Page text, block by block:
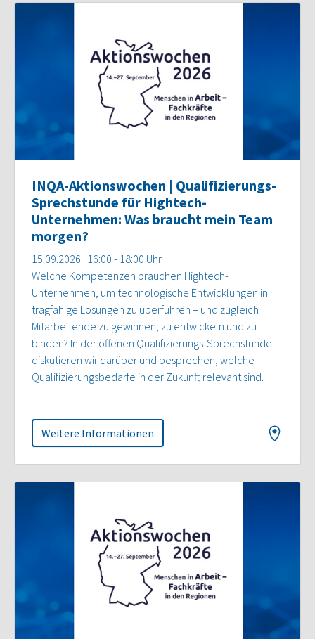
INQA-Aktionswochen | Qualifizierungs-
Sprechstunde für Hightech-
Unternehmen: Was braucht mein Team
morgen?
15.09.2026 | 16:00 - 18:00 Uhr
Welche Kompetenzen brauchen Hightech-
Unternehmen, um technologische Entwicklungen in
tragfähige Lösungen zu überführen – und zugleich
Mitarbeitende zu gewinnen, zu entwickeln und zu
binden? In der offenen Qualifizierungs-Sprechstunde
diskutieren wir darüber und besprechen, welche
Qualifizierungsbedarfe in der Zukunft relevant sind.
Weitere Informationen